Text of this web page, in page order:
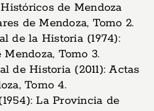
de Mendoza
de Mendoza, Tomo 2.
de la Historia (1974):
Tomo 3.
de Historia (2011): Actas
Tomo 4.
La Provincia de